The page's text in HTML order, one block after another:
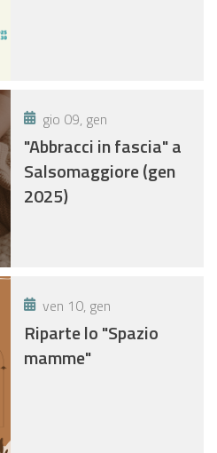
gio 09, gen
"Abbracci in fascia" a
Salsomaggiore (gen
2025)
ven 10, gen
Riparte lo "Spazio
mamme"